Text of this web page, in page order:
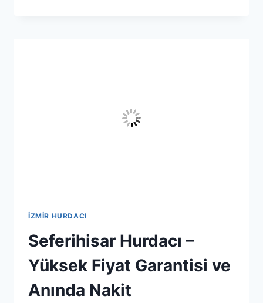
İZMIR HURDACI
Seferihisar Hurdacı –
Yüksek Fiyat Garantisi ve
Anında Nakit